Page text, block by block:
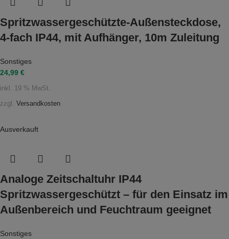
Spritzwassergeschützte-Außensteckdose,
4-fach IP44, mit Aufhänger, 10m Zuleitung
Sonstiges
24,99 €
inkl. 19 % MwSt.
zzgl. Versandkosten
Ausverkauft
Analoge Zeitschaltuhr IP44
Spritzwassergeschützt – für den Einsatz im
Außenbereich und Feuchtraum geeignet
Sonstiges